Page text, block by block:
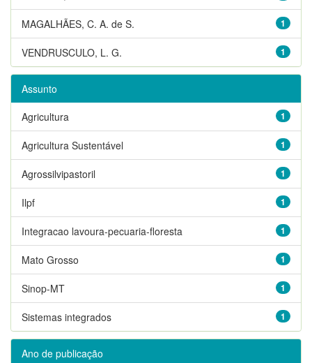
1
MAGALHÃES, C. A. de S.
1
VENDRUSCULO, L. G.
Assunto
1
Agricultura
1
Agricultura Sustentável
1
Agrossilvipastoril
1
Ilpf
1
Integracao lavoura-pecuaria-floresta
1
Mato Grosso
1
Sinop-MT
1
Sistemas integrados
Ano de publicação